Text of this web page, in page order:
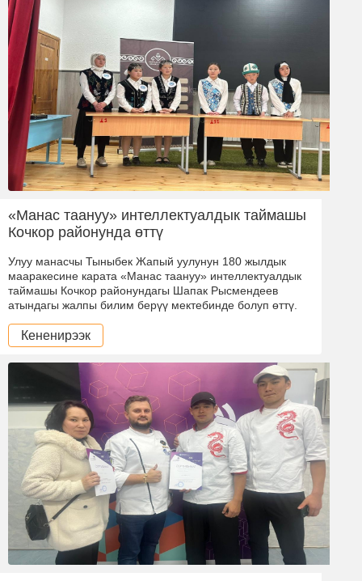
«Манас таануу» интеллектуалдык таймашы
Кочкор районунда өттү
Улуу манасчы Тыныбек Жапый уулунун 180 жылдык
мааракесине карата «Манас таануу» интеллектуалдык
таймашы Кочкор районундагы Шапак Рысмендеев
атындагы жалпы билим берүү мектебинде болуп өттү.
Кененирээк